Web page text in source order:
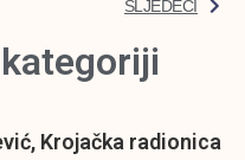
SLJEDEĆI
Krojačka radionica